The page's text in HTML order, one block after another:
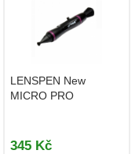
LENSPEN New
MICRO PRO
345 Kč